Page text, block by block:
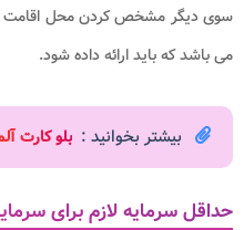
سوی دیگر مشخص کردن محل اقامت
می باشد که باید ارائه داده شود.
بیشتر بخوانید : بلو کارت
حداقل سرمایه لازم برای